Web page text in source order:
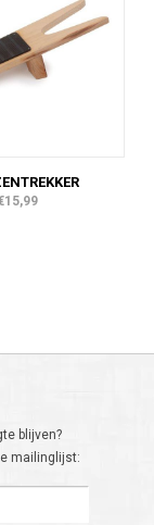
blijven?
mailinglijst: